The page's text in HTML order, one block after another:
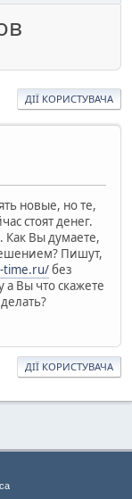
ДІЇ КОРИСТУВАЧА
новые, но те,
стоят денег.
Как Вы думаете,
Пишут,
time.ru/без
а Вы что скажете
ДІЇ КОРИСТУВАЧА